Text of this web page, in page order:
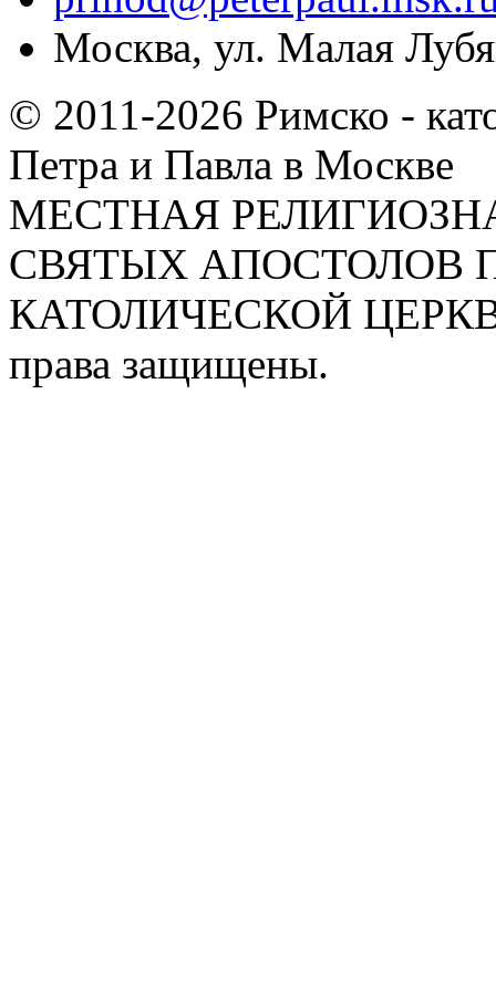
Москва, ул. Малая
© 2011-2026 Римско -
Петра и Павла в Москве
МЕСТНАЯ
СВЯТЫХ АПОСТОЛОВ
КАТОЛИЧЕСКОЙ
права защищены.